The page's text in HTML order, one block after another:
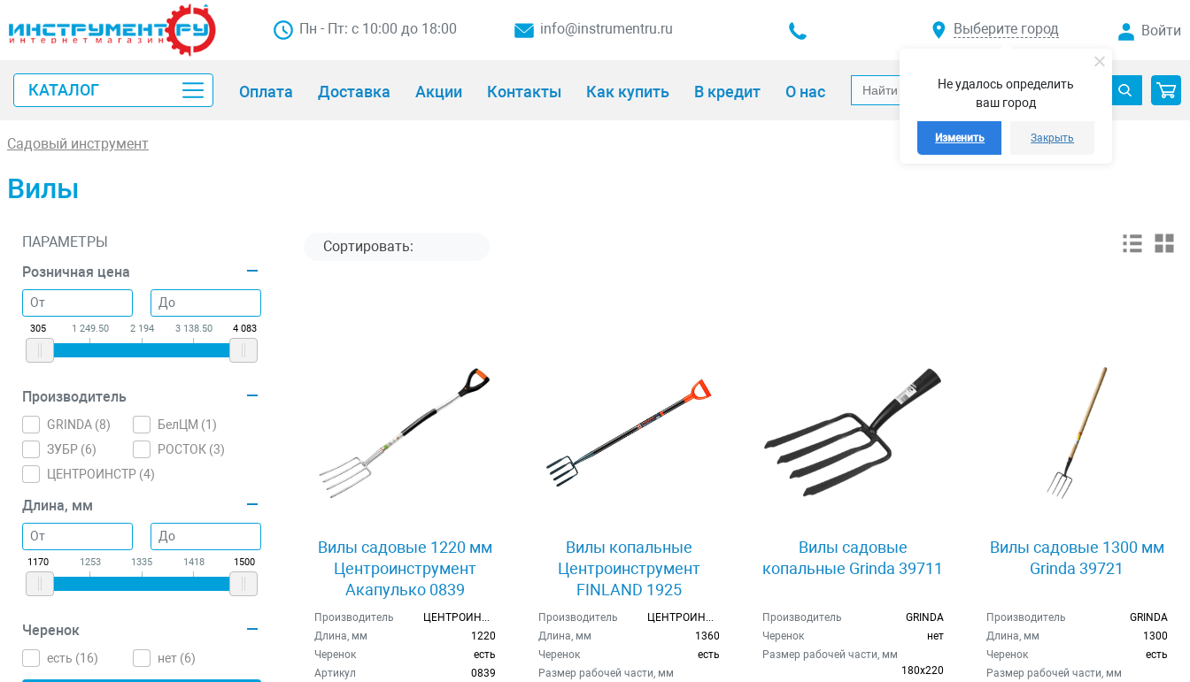
Не удалось определить
ваш город
Изменить Закрыть
Пн - Пт: с 10:00 до 18:00 info@instrumentru.ru Выберите город Войти
КАТАЛОГ Оплата Доставка Акции Контакты Как купить В кредит О нас
Садовый инструмент
Вилы
ПАРАМЕТРЫ
Розничная цена
305 1 249.50 2 194 3 138.50 4 083
Производитель
GRINDA (8) БелЦМ (1)
ЗУБР (6) РОСТОК (3)
ЦЕНТРОИНСТР (4)
Длина, мм
1170 1253 1335 1418 1500
Черенок
есть (16) нет (6)
Вилы садовые 1220 мм
Центроинструмент
Акапулько 0839
Производитель
ЦЕНТРОИНСТР
Длина, мм
1220
Черенок
есть
Артикул
0839
Вилы копальные
Центроинструмент
FINLAND 1925
Производитель
ЦЕНТРОИНСТР
Длина, мм
1360
Черенок
есть
Размер рабочей части, мм
Вилы садовые
копальные Grinda 39711
Производитель
GRINDA
Черенок
нет
Размер рабочей части, мм
180х220
Вилы садовые 1300 мм
Grinda 39721
Производитель
GRINDA
Длина, мм
1300
Черенок
есть
Размер рабочей части, мм